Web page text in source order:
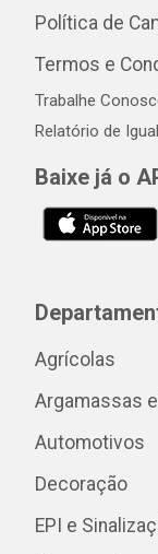
Política de
Termos e
Trabalhe
Relatório de
Baixe já o
Agrícolas
Argamassas
Automotivos
Decoração
EPI e